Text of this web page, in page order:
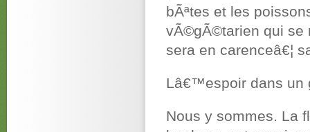
bÃªtes et les
vÃ©gÃ©tarien qui se
sera en carenceâ€¦
Lâ€™espoir dans un
Nous y sommes. La